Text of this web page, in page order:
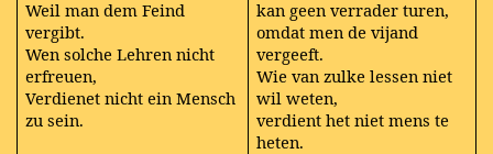
Weil man dem Feind
vergibt.
Wen solche Lehren nicht
erfreuen,
Verdienet nicht ein Mensch
zu sein.
kan geen verrader turen,
omdat men de vijand
vergeeft.
Wie van zulke lessen niet
wil weten,
verdient het niet mens te
heten.